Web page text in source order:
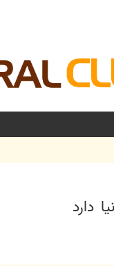
دارد